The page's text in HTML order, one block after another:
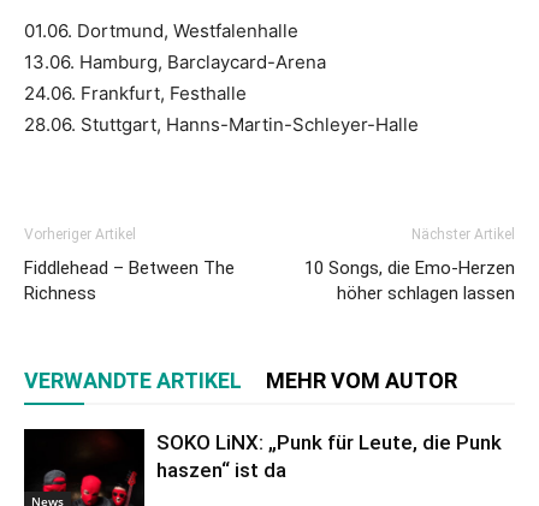
01.06. Dortmund, Westfalenhalle
13.06. Hamburg, Barclaycard-Arena
24.06. Frankfurt, Festhalle
28.06. Stuttgart, Hanns-Martin-Schleyer-Halle
Vorheriger Artikel
Fiddlehead – Between The
Richness
Nächster Artikel
10 Songs, die Emo-Herzen
höher schlagen lassen
VERWANDTE ARTIKEL MEHR VOM AUTOR
News
SOKO LiNX: „Punk für Leute, die Punk
haszen“ ist da